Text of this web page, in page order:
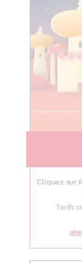
Cliquez sur
Tarifs